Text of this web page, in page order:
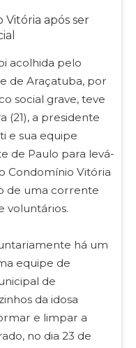
acolhida pelo
de Araçatuba, por
social grave, teve
(21), a presidente
e sua equipe
de Paulo para levá-
Condomínio Vitória
de uma corrente
voluntários.
há um
equipe de
de
da idosa
e limpar a
no dia 23 de